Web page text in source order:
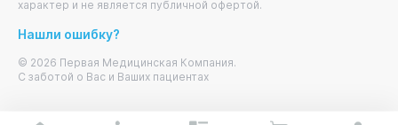
характер и не является публичной офертой.
© 2026 Первая Медицинская Компания.
С заботой о Вас и Ваших пациентах
Нашли ошибку?